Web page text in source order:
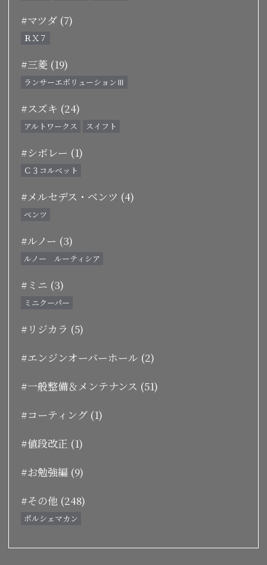
#マツダ (7)
ＲＸ７
#三菱 (19)
ランサーエボリューションⅢ
#スズキ (24)
アルトワークス スイフト
#シボレー (1)
Ｃ３コルベット
#メルセデス・ベンツ (4)
ベンツ
#ルノー (3)
ルノー ルーティシア
#ミニ (3)
ミニクーパー
#リジカラ (5)
#エンジンオーバーホール (2)
#一般整備＆メンテナンス (51)
#コーティング (1)
#値段改正 (1)
#お勉強編 (9)
#その他 (248)
ポルシェマカン